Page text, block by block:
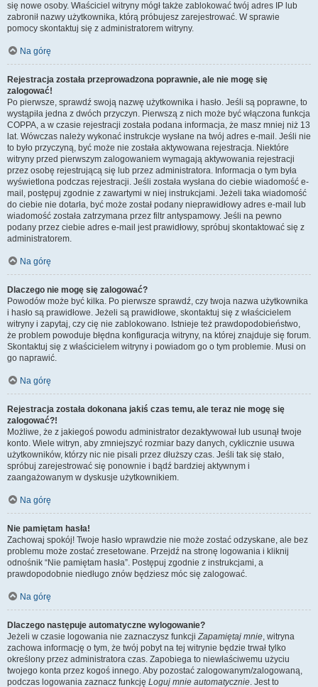
się nowe osoby. Właściciel witryny mógł także zablokować twój adres IP lub
zabronił nazwy użytkownika, którą próbujesz zarejestrować. W sprawie
pomocy skontaktuj się z administratorem witryny.
Na górę
Rejestracja została przeprowadzona poprawnie, ale nie mogę się
zalogować!
Po pierwsze, sprawdź swoją nazwę użytkownika i hasło. Jeśli są poprawne, to
wystąpiła jedna z dwóch przyczyn. Pierwszą z nich może być włączona funkcja
COPPA, a w czasie rejestracji została podana informacja, że masz mniej niż 13
lat. Wówczas należy wykonać instrukcje wysłane na twój adres e-mail. Jeśli nie
to było przyczyną, być może nie została aktywowana rejestracja. Niektóre
witryny przed pierwszym zalogowaniem wymagają aktywowania rejestracji
przez osobę rejestrującą się lub przez administratora. Informacja o tym była
wyświetlona podczas rejestracji. Jeśli została wysłana do ciebie wiadomość e-
mail, postępuj zgodnie z zawartymi w niej instrukcjami. Jeżeli taka wiadomość
do ciebie nie dotarła, być może został podany nieprawidłowy adres e-mail lub
wiadomość została zatrzymana przez filtr antyspamowy. Jeśli na pewno
podany przez ciebie adres e-mail jest prawidłowy, spróbuj skontaktować się z
administratorem.
Na górę
Dlaczego nie mogę się zalogować?
Powodów może być kilka. Po pierwsze sprawdź, czy twoja nazwa użytkownika
i hasło są prawidłowe. Jeżeli są prawidłowe, skontaktuj się z właścicielem
witryny i zapytaj, czy cię nie zablokowano. Istnieje też prawdopodobieństwo,
że problem powoduje błędna konfiguracja witryny, na której znajduje się forum.
Skontaktuj się z właścicielem witryny i powiadom go o tym problemie. Musi on
go naprawić.
Na górę
Rejestracja została dokonana jakiś czas temu, ale teraz nie mogę się
zalogować?!
Możliwe, że z jakiegoś powodu administrator dezaktywował lub usunął twoje
konto. Wiele witryn, aby zmniejszyć rozmiar bazy danych, cyklicznie usuwa
użytkowników, którzy nic nie pisali przez dłuższy czas. Jeśli tak się stało,
spróbuj zarejestrować się ponownie i bądź bardziej aktywnym i
zaangażowanym w dyskusje użytkownikiem.
Na górę
Nie pamiętam hasła!
Zachowaj spokój! Twoje hasło wprawdzie nie może zostać odzyskane, ale bez
problemu może zostać zresetowane. Przejdź na stronę logowania i kliknij
odnośnik “Nie pamiętam hasła”. Postępuj zgodnie z instrukcjami, a
prawdopodobnie niedługo znów będziesz móc się zalogować.
Na górę
Dlaczego następuje automatyczne wylogowanie?
Jeżeli w czasie logowania nie zaznaczysz funkcjiZapamiętaj mnie, witryna
zachowa informację o tym, że twój pobyt na tej witrynie będzie trwał tylko
określony przez administratora czas. Zapobiega to niewłaściwemu użyciu
twojego konta przez kogoś innego. Aby pozostać zalogowanym/zalogowaną,
podczas logowania zaznacz funkcję Loguj mnie automatycznie. Jest to